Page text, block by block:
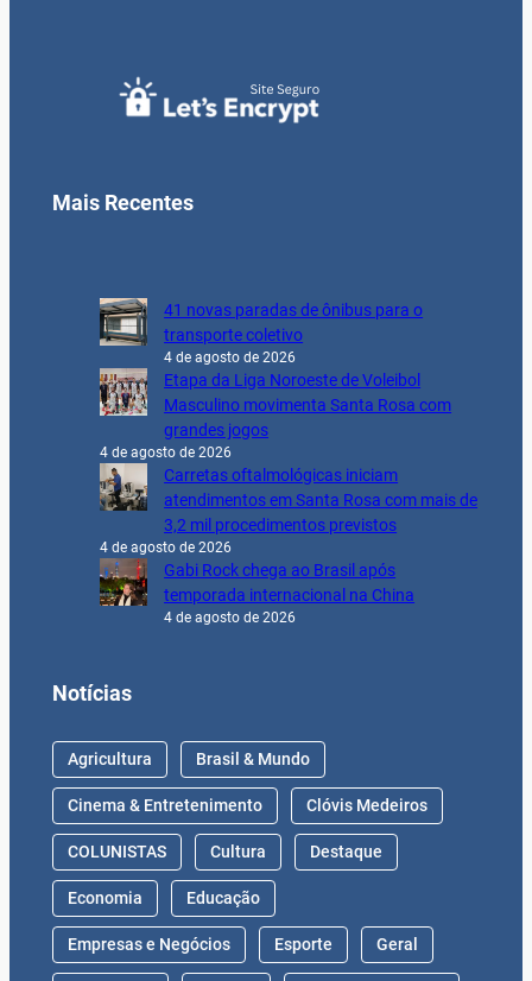
Mais Recentes
41 novas paradas de ônibus para o
transporte coletivo
4 de agosto de 2026
Etapa da Liga Noroeste de Voleibol
Masculino movimenta Santa Rosa com
grandes jogos
4 de agosto de 2026
Carretas oftalmológicas iniciam
atendimentos em Santa Rosa com mais de
3,2 mil procedimentos previstos
4 de agosto de 2026
Gabi Rock chega ao Brasil após
temporada internacional na China
4 de agosto de 2026
Notícias
Agricultura Brasil & Mundo
Cinema & Entretenimento Clóvis Medeiros
COLUNISTAS Cultura Destaque
Economia Educação
Empresas e Negócios Esporte Geral